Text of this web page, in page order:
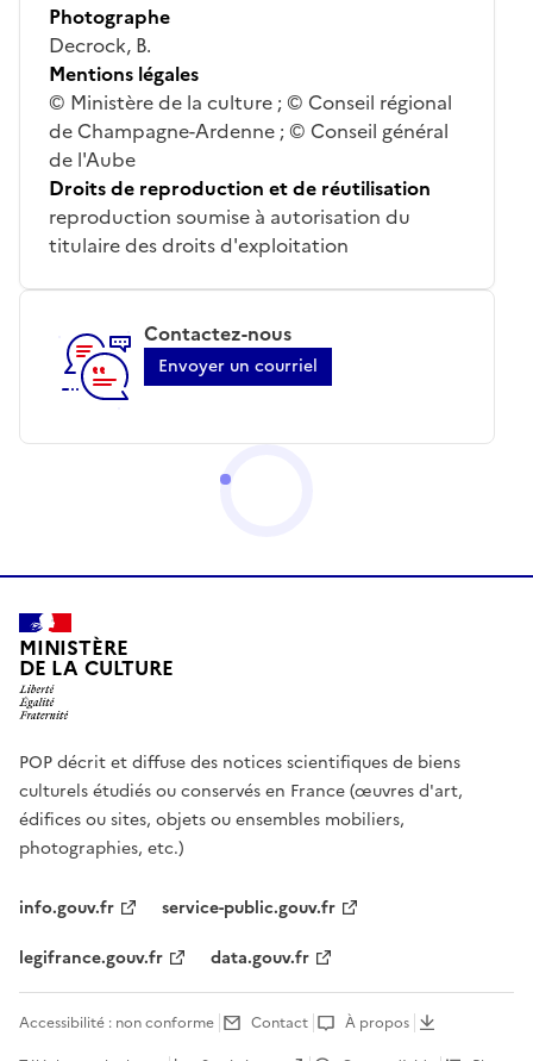
Photographe
Decrock, B.
Mentions légales
© Ministère de la culture ; © Conseil régional
de Champagne-Ardenne ; © Conseil général
de l'Aube
Droits de reproduction et de réutilisation
reproduction soumise à autorisation du
titulaire des droits d'exploitation
Contactez-nous
Envoyer un courriel
MINISTÈRE
DE LA CULTURE
POP décrit et diffuse des notices scientifiques de biens
culturels étudiés ou conservés en France (œuvres d'art,
édifices ou sites, objets ou ensembles mobiliers,
photographies, etc.)
info.gouv.fr
service-public.gouv.fr
legifrance.gouv.fr
data.gouv.fr
Accessibilité : non conforme Contact
À propos